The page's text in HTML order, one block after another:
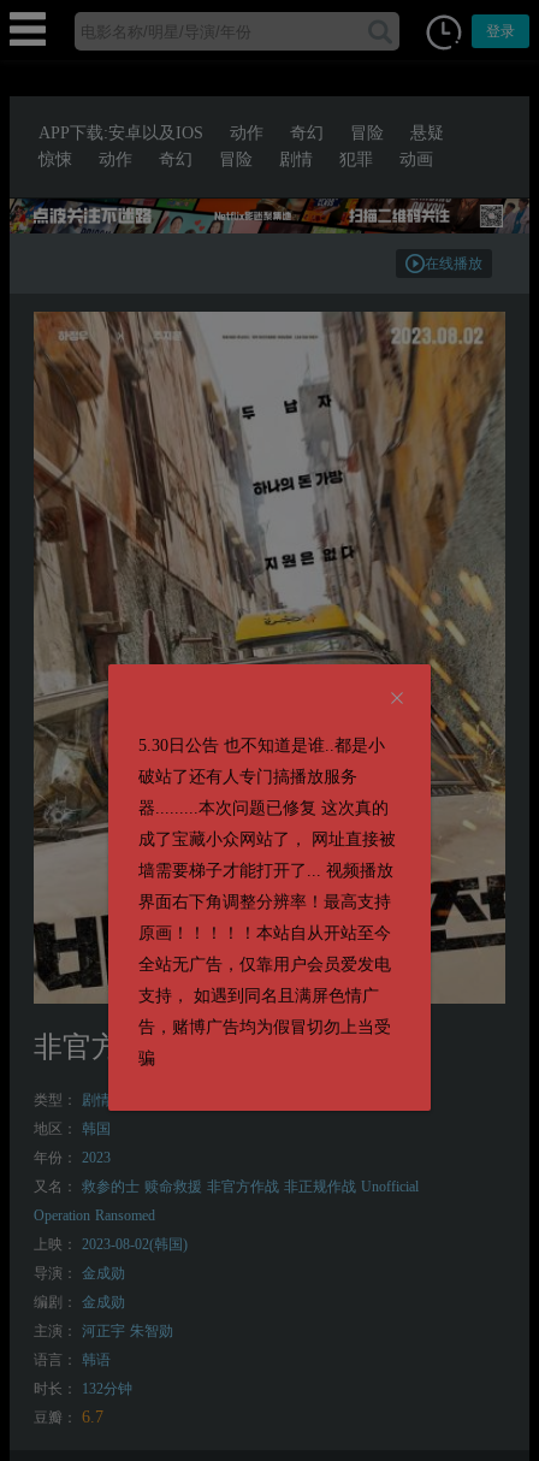
登录
5.30日公告 也不知道是谁..都是小
破站了还有人专门搞播放服务
器.........本次问题已修复 这次真的
成了宝藏小众网站了， 网址直接被
墙需要梯子才能打开了... 视频播放
界面右下角调整分辨率！最高支持
原画！！！！！本站自从开站至今
全站无广告，仅靠用户会员爱发电
支持， 如遇到同名且满屏色情广
告，赌博广告均为假冒切勿上当受
骗
APP下载:安卓以及IOS 动作 奇幻 冒险
悬疑
惊悚
动作 奇幻 冒险 剧情 犯罪 动画
在线播放
非官方行动
类型： 剧情
地区：
韩国
年份：
2023
又名：
救参的士 赎命救援 非官方作战 非正规作战 Unofficial
Operation Ransomed
上映：
2023-08-02(韩国)
导演：
金成勋
编剧：
金成勋
主演：
河正宇 朱智勋
语言：
韩语
时长：
132分钟
豆瓣：
6.7